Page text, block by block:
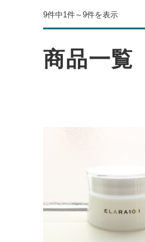
9件中1件～9件を表示
商品一覧